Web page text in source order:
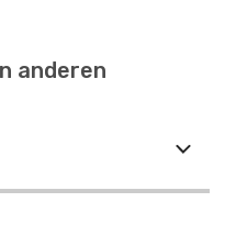
anderen